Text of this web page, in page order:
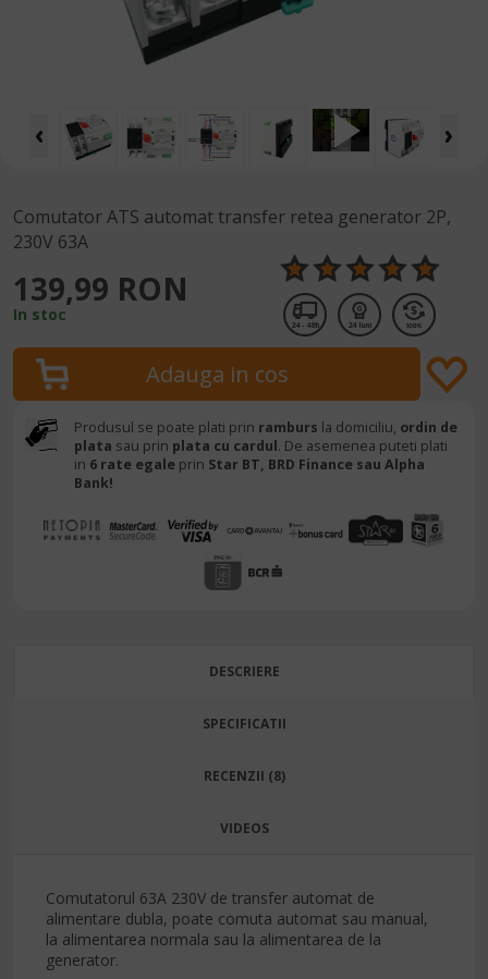
Comutator ATS automat transfer retea generator 2P,
230V 63A
139,99 RON
In stoc
24 - 48h 24 luni
Produsul se poate plati prin ramburs la domiciliu, ordin de
plata sau prin plata cu cardul. De asemenea puteti plati
in 6 rate egale prin Star BT, BRD Finance sau Alpha
Bank!
DESCRIERE
SPECIFICATII
RECENZII (8)
VIDEOS
Comutatorul 63A 230V de transfer automat de
alimentare dubla, poate comuta automat sau manual,
la alimentarea normala sau la alimentarea de la
generator.